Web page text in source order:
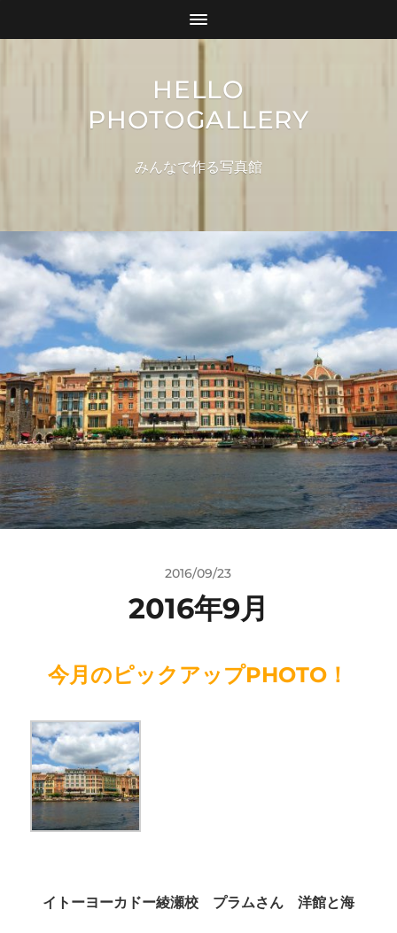
HELLO
PHOTOGALLERY
みんなで作る写真館
2016/09/23
2016年9月
今月のピックアップPHOTO！
イトーヨーカドー綾瀬校 プラムさん 洋館と海